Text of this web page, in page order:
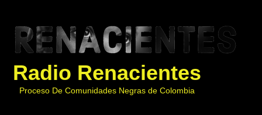
Radio Renacientes
Proceso De Comunidades Negras de Colombia